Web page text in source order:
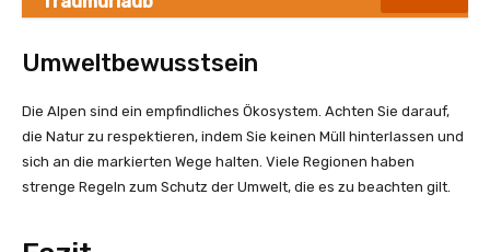
Umweltbewusstsein
Die Alpen sind ein empfindliches Ökosystem. Achten Sie darauf,
die Natur zu respektieren, indem Sie keinen Müll hinterlassen und
sich an die markierten Wege halten. Viele Regionen haben
strenge Regeln zum Schutz der Umwelt, die es zu beachten gilt.